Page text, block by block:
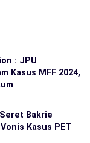
: JPU
Kasus MFF 2024,
Bakrie
Kasus PET